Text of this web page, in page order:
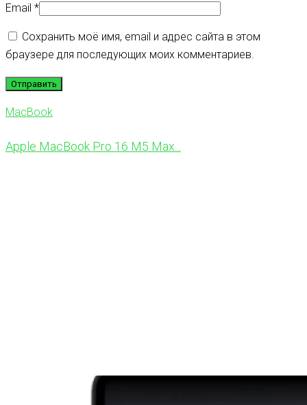
Email *
Сохранить моё имя, email и адрес сайта в этом
браузере для последующих моих комментариев.
MacBook
Apple MacBook Pro 16 M5 Max...